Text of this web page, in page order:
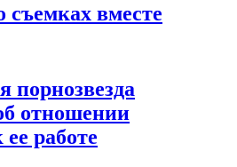
съемках вместе
порнозвезда
отношении
работе